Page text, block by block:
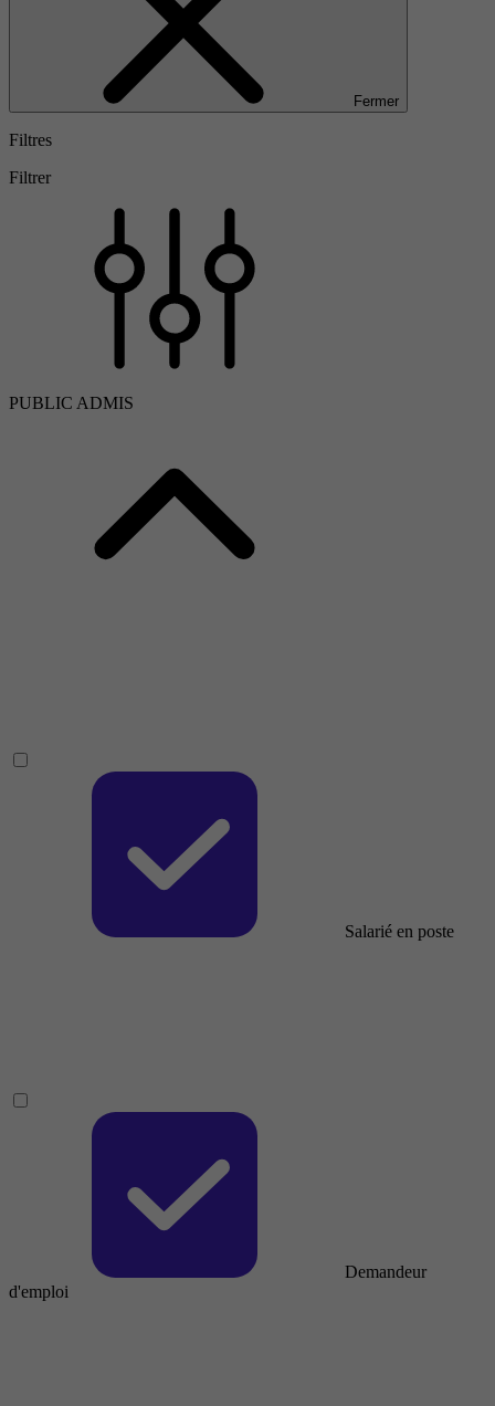
Fermer
Filtres
Filtrer
PUBLIC ADMIS
Salarié en poste
Demandeur
d'emploi